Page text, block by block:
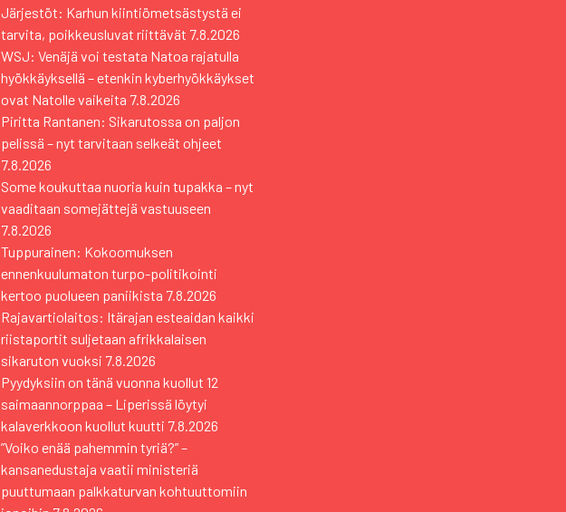
Järjestöt: Karhun kiintiömetsästystä ei
tarvita, poikkeusluvat riittävät 7.8.2026
WSJ: Venäjä voi testata Natoa rajatulla
hyökkäyksellä – etenkin kyberhyökkäykset
ovat Natolle vaikeita 7.8.2026
Piritta Rantanen: Sikarutossa on paljon
pelissä – nyt tarvitaan selkeät ohjeet
7.8.2026
Some koukuttaa nuoria kuin tupakka – nyt
vaaditaan somejättejä vastuuseen
7.8.2026
Tuppurainen: Kokoomuksen
ennenkuulumaton turpo-politikointi
kertoo puolueen paniikista 7.8.2026
Rajavartiolaitos: Itärajan esteaidan kaikki
riistaportit suljetaan afrikkalaisen
sikaruton vuoksi 7.8.2026
Pyydyksiin on tänä vuonna kuollut 12
saimaannorppaa – Liperissä löytyi
kalaverkkoon kuollut kuutti 7.8.2026
”Voiko enää pahemmin tyriä?” –
kansanedustaja vaatii ministeriä
puuttumaan palkkaturvan kohtuuttomiin